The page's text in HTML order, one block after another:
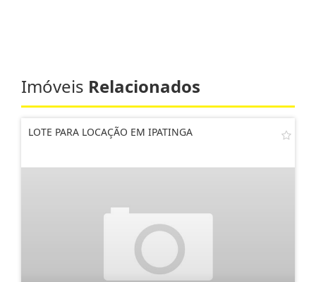
Imóveis Relacionados
LOTE PARA LOCAÇÃO EM IPATINGA